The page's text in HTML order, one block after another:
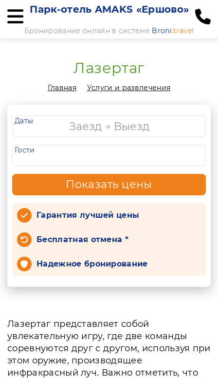
Парк-отель AMAKS «Ершово»
Бронирование онлайн в системе Broni.travel
Лазертаг
Главная Услуги и развлечения
Даты
Гости
Показать цены
Гарантия лучшей цены
Бесплатная отмена *
Надежное бронирование
Лазертаг представляет собой
увлекательную игру, где две команды
соревнуются друг с другом, используя при
этом оружие, производящее
инфракрасный луч. Важно отметить, что